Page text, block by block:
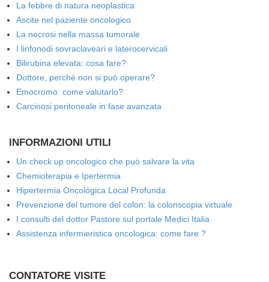
La febbre di natura neoplastica
Ascite nel paziente oncologico
La necrosi nella massa tumorale
I linfonodi sovraclaveari e laterocervicali
Bilirubina elevata: cosa fare?
Dottore, perché non si può operare?
Emocromo: come valutarlo?
Carcinosi peritoneale in fase avanzata
INFORMAZIONI UTILI
Un check up oncologico che può salvare la vita
Chemioterapia e Ipertermia
Hipertermia Oncológica Local Profunda
Prevenzione del tumore del colon: la colonscopia virtuale
I consulti del dottor Pastore sul portale Medici Italia
Assistenza infermieristica oncologica: come fare ?
CONTATORE VISITE